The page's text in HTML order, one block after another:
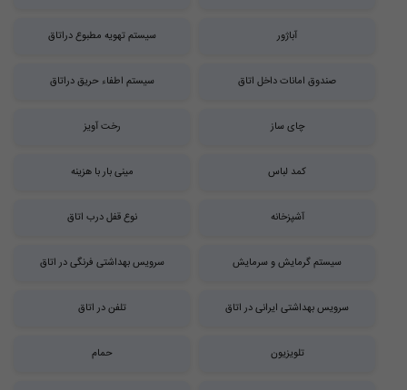
آباژور سیستم تهویه مطبوع دراتاق
صندوق امانات داخل اتاق سیستم اطفاء حریق دراتاق
چای ساز رخت آویز
کمد لباس مینی بار با هزینه
آشپزخانه نوع قفل درب اتاق
سیستم گرمایش و سرمایش سرویس بهداشتی فرنگی در اتاق
سرویس بهداشتی ایرانی در اتاق تلفن در اتاق
تلویزیون حمام